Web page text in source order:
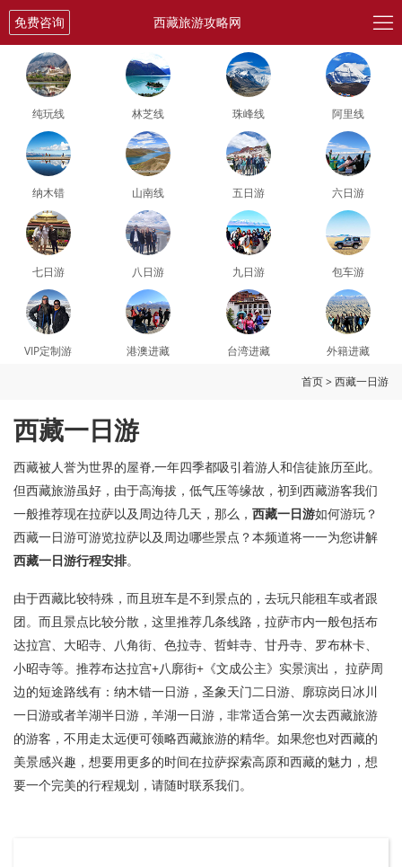

免费咨询 西藏旅游攻略网
纯玩线 林芝线 珠峰线 阿里线
纳木错 山南线 五日游 六日游
七日游 八日游 九日游 包车游
VIP定制游 港澳进藏 台湾进藏
外籍进藏
首页>西藏一日游
西藏一日游
西藏被人誉为世界的屋脊,一年四季都吸引着游人和信徒旅历至此。
但西藏旅游虽好，由于高海拔，低气压等缘故，初到西藏游客我们
一般推荐现在拉萨以及周边待几天，那么， 西藏一日游如何游玩？
西藏一日游可游览拉萨以及周边哪些景点？本频道将一一为您讲解
西藏一日游行程安排。
由于西藏比较特殊，而且班车是不到景点的，去玩只能租车或者跟
团。而且景点比较分散，这里推荐几条线路，拉萨市内一般包括布
达拉宫、大昭寺、八角街、色拉寺、哲蚌寺、甘丹寺、罗布林卡、
小昭寺等。推荐布达拉宫+八廓街+《文成公主》实景演出， 拉萨周
边的短途路线有：纳木错一日游，圣象天门二日游、廓琼岗日冰川
一日游或者羊湖半日游，羊湖一日游，非常适合第一次去西藏旅游
的游客，不用走太远便可领略西藏旅游的精华。如果您也对西藏的
美景感兴趣，想要用更多的时间在拉萨探索高原和西藏的魅力，想
要一个完美的行程规划，请随时联系我们。